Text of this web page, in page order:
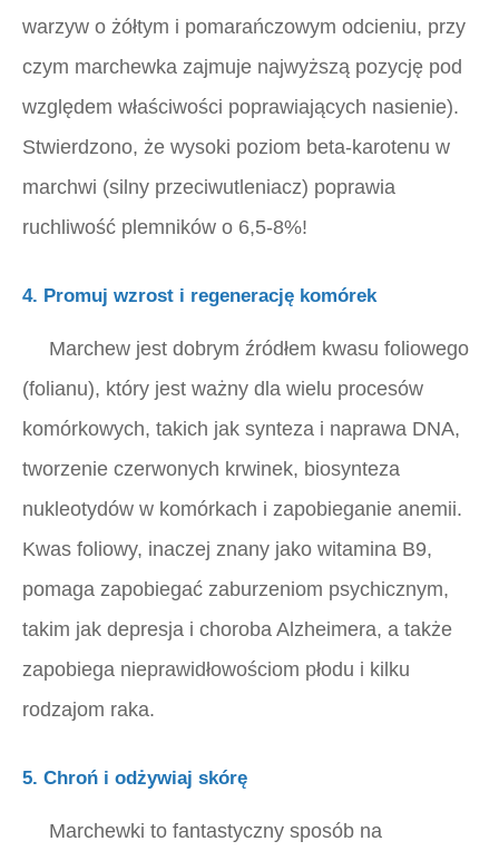
warzyw o żółtym i pomarańczowym odcieniu, przy
czym marchewka zajmuje najwyższą pozycję pod
względem właściwości poprawiających nasienie).
Stwierdzono, że wysoki poziom beta-karotenu w
marchwi (silny przeciwutleniacz) poprawia
ruchliwość plemników o 6,5-8%!
4. Promuj wzrost i regenerację komórek
Marchew jest dobrym źródłem kwasu foliowego
(folianu), który jest ważny dla wielu procesów
komórkowych, takich jak synteza i naprawa DNA,
tworzenie czerwonych krwinek, biosynteza
nukleotydów w komórkach i zapobieganie anemii.
Kwas foliowy, inaczej znany jako witamina B9,
pomaga zapobiegać zaburzeniom psychicznym,
takim jak depresja i choroba Alzheimera, a także
zapobiega nieprawidłowościom płodu i kilku
rodzajom raka.
5. Chroń i odżywiaj skórę
Marchewki to fantastyczny sposób na